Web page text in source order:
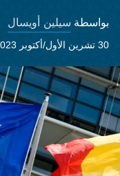
بواسطة سيلين أويسال
30 تشرين الأول/أكتوبر 2023